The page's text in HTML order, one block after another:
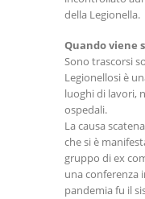
della Legionella.
Quando viene
Sono trascorsi
Legionellosi è
luoghi di lavori,
ospedali.
La causa
che si è
gruppo di ex
una conferenza
pandemia fu il